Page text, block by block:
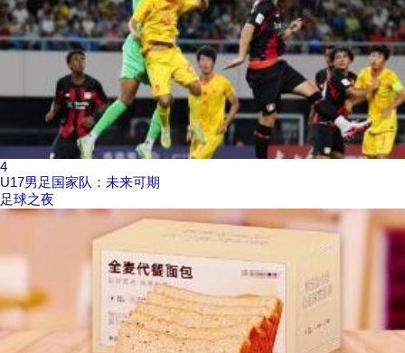
4
U17男足国家队：未来可期
足球之夜